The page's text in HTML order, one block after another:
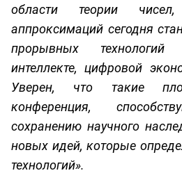
области теории
аппроксимаций сегодня
прорывных технологий
интеллекте, цифровой
Уверен, что такие
конференция,
сохранению научного
новых идей, которые
технологий».